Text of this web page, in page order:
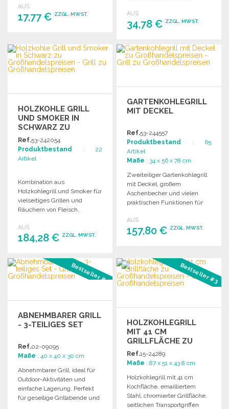
AUS
17,77 € ZZGL. MWST.
Angebot anfordern
AUS
34,78 € ZZGL. MWST.
BESTELLEN
Angebot anfordern
HOLZKOHLE GRILL
UND SMOKER IN
SCHWARZ ZU
GROSSHANDELSPREISEN
Ref.53-242054
Produktbestand : 22
Artikel
Kombination aus
Holzkohlegrill und Smoker für
vielseitiges Grillen und
Räuchern von Fleisch,
zu reinigen und mobil.
AUS
184,28 € ZZGL. MWST.
BESTELLEN
Angebot anfordern
GARTENKOHLEGRILL
MIT DECKEL
Ref.53-244557
Produktbestand : 65
Artikel
Maße : 34 x 56 x 78 cm
Zweiteiliger Gartenkohlegrill
mit Deckel, großem
Aschenbecher und vielen
praktischen Funktionen für
AUS
157,80 € ZZGL. MWST.
Angebot anfordern
Bestseller #2
ABNEHMBARER GRILL
- 3-TEILIGES SET
Ref.02-09095
Maße : 40 x 40 x 30 cm
Abnehmbarer Grill, ideal für
Outdoor-Aktivitäten und
einfache Lagerung. Perfekt
für gesellige Grillabende und
Bestseller #3
HOLZKOHLEGRILL
MIT 41 CM
GRILLFLÄCHE ZU
GROSSHANDELSPREISEN
Ref.15-24289
Maße : 87 x 51 x 43.8 cm
Holzkohlegrill mit 41 cm
Kochfläche, emailliertem
Stahl, chromierter Grillfläche,
seitlichen Transportgriffen